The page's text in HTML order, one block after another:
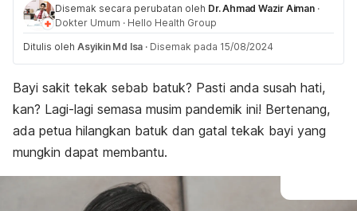
Disemak secara perubatan oleh Dr. Ahmad Wazir Aiman ·
Dokter Umum · Hello Health Group
Ditulis oleh Asyikin Md Isa · Disemak pada 15/08/2024
Bayi sakit tekak sebab batuk? Pasti anda susah hati,
kan? Lagi-lagi semasa musim pandemik ini! Bertenang,
ada petua hilangkan batuk dan gatal tekak bayi yang
mungkin dapat membantu.